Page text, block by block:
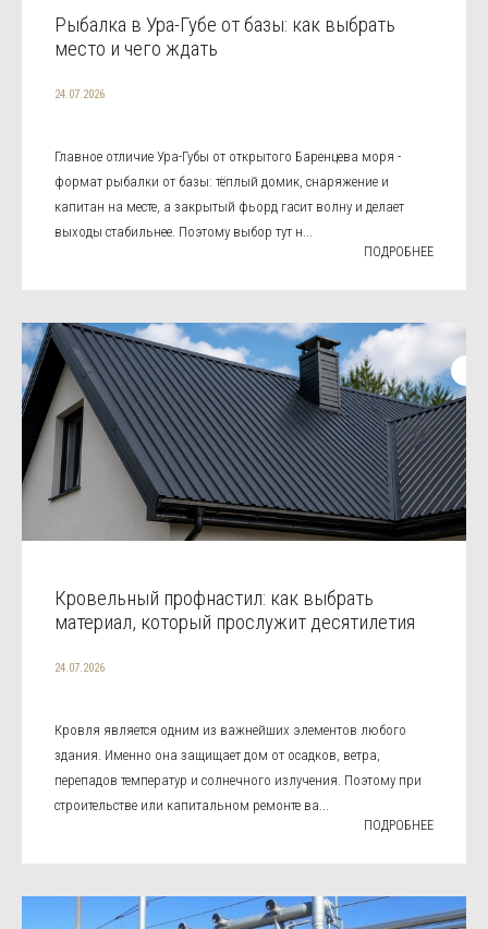
Рыбалка в Ура-Губе от базы: как выбрать
место и чего ждать
24.07.2026
Главное отличие Ура-Губы от открытого Баренцева моря -
формат рыбалки от базы: тёплый домик, снаряжение и
капитан на месте, а закрытый фьорд гасит волну и делает
выходы стабильнее. Поэтому выбор тут н...
ПОДРОБНЕЕ
Кровельный профнастил: как выбрать
материал, который прослужит десятилетия
24.07.2026
Кровля является одним из важнейших элементов любого
здания. Именно она защищает дом от осадков, ветра,
перепадов температур и солнечного излучения. Поэтому при
строительстве или капитальном ремонте ва...
ПОДРОБНЕЕ